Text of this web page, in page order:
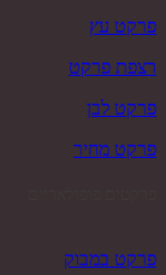
פרקט עץ
רצפת פרקט
פרקט לבן
פרקט מחיר
פרקט במבוק